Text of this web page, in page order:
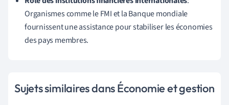
Organismes comme le FMI et la Banque mondiale
fournissent une assistance pour stabiliser les économies
des pays membres.
Sujets similaires dans Économie et gestion